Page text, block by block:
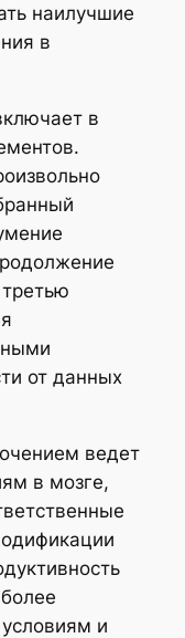
наилучшие
в
в
от данных
ведет
в мозге,
и